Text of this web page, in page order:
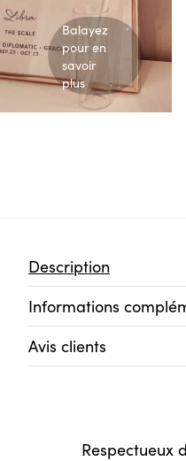
Balayez
pour en
savoir
plus
Description
Informations
Avis clients
Respectueux